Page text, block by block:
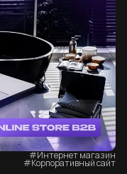
#Интернет магазин
#Корпоративный сайт